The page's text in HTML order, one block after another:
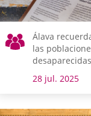
Álava
las
habitantes
28 jul. 2025